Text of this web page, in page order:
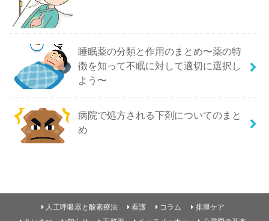
睡眠薬の分類と作用のまとめ〜薬の特
徴を知って不眠に対して適切に選択し
よう〜
病院で処方される下剤についてのまと
め
人工呼吸器と酸素療法 看護 コラム
排泄ケア